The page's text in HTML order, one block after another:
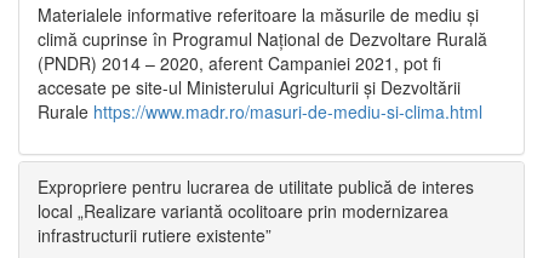
Materialele informative referitoare la măsurile de mediu și
climă cuprinse în Programul Național de Dezvoltare Rurală
(PNDR) 2014 – 2020, aferent Campaniei 2021, pot fi
accesate pe site-ul Ministerului Agriculturii și Dezvoltării
Rurale https://www.madr.ro/masuri-de-mediu-si-clima.html
Expropriere pentru lucrarea de utilitate publică de interes
local „Realizare variantă ocolitoare prin modernizarea
infrastructurii rutiere existente”